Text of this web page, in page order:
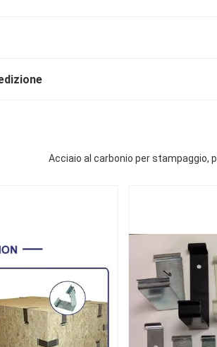
Acciaio al carbonio per stampaggio,